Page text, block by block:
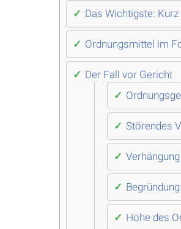
Das Wichtigste: Kurz
Ordnungsmittel im
Der Fall vor Gericht
Störendes
Höhe des